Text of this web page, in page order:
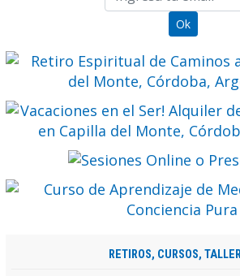
RETIROS, CURSOS,